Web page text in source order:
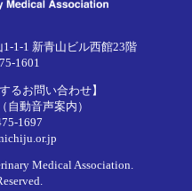
1-1 新青山ビル西館23階
1601
るお問い合わせ】
自動音声案内）
1697
Medical Association.